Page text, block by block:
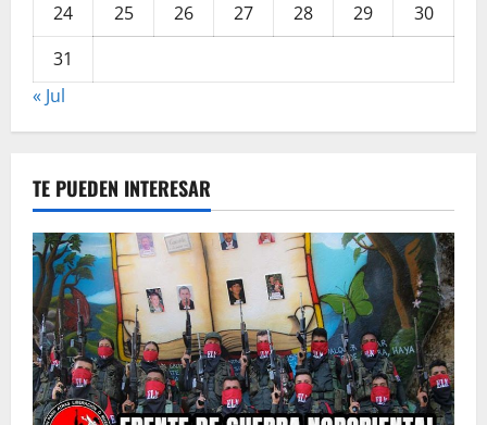
24
25 26 27 28 29
30
31
« Jul
TE PUEDEN INTERESAR